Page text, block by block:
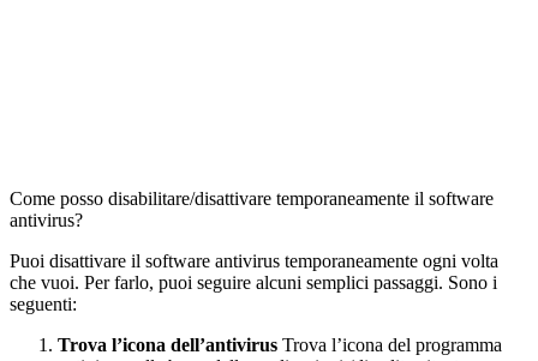
Come posso disabilitare/disattivare temporaneamente il software
antivirus?
Puoi disattivare il software antivirus temporaneamente ogni volta
che vuoi. Per farlo, puoi seguire alcuni semplici passaggi. Sono i
seguenti:
Trova l’icona dell’antivirus Trova l’icona del programma